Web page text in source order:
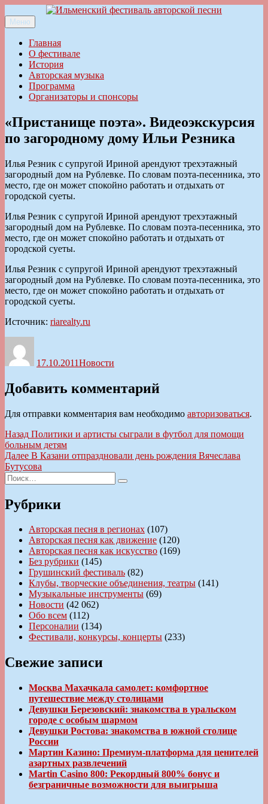
к
содержимому
Ильменский фестиваль авторской песни
Меню
Главная
О фестивале
История
Авторская музыка
Программа
Организаторы и спонсоры
«Пристанище поэта». Видеоэкскурсия
по загородному дому Ильи Резника
Илья Резник с супругой Ириной арендуют трехэтажный
загородный дом на Рублевке. По словам поэта-песенника, это
место, где он может спокойно работать и отдыхать от
городской суеты.
Илья Резник с супругой Ириной арендуют трехэтажный
загородный дом на Рублевке. По словам поэта-песенника, это
место, где он может спокойно работать и отдыхать от
городской суеты.
Илья Резник с супругой Ириной арендуют трехэтажный
загородный дом на Рублевке. По словам поэта-песенника, это
место, где он может спокойно работать и отдыхать от
городской суеты.
Источник: riarealty.ru
17.10.2011Новости
Добавить комментарий
Для отправки комментария вам необходимо авторизоваться.
Навигация
по
записям
Назад Предыдущая
запись:
Политики и артисты сыграли в футбол для помощи
больным детям
Далее Следующая
запись:
В Казани отпраздновали день рождения Вячеслава
Бутусова
Искать:
Поиск
Рубрики
Авторская песня в регионах (107)
Авторская песня как движение (120)
Авторская песня как искусство (169)
Без рубрики (145)
Грушинский фестиваль (82)
Клубы, творческие объединения, театры (141)
Музыкальные инструменты (69)
Новости (42 062)
Обо всем (112)
Персоналии (134)
Фестивали, конкурсы, концерты (233)
Свежие записи
Москва Махачкала самолет: комфортное
путешествие между столицами
Девушки Березовский: знакомства в уральском
городе с особым шармом
Девушки Ростова: знакомства в южной столице
России
Мартин Казино: Премиум-платформа для ценителей
азартных развлечений
Martin Casino 800: Рекордный 800% бонус и
безграничные возможности для выигрыша